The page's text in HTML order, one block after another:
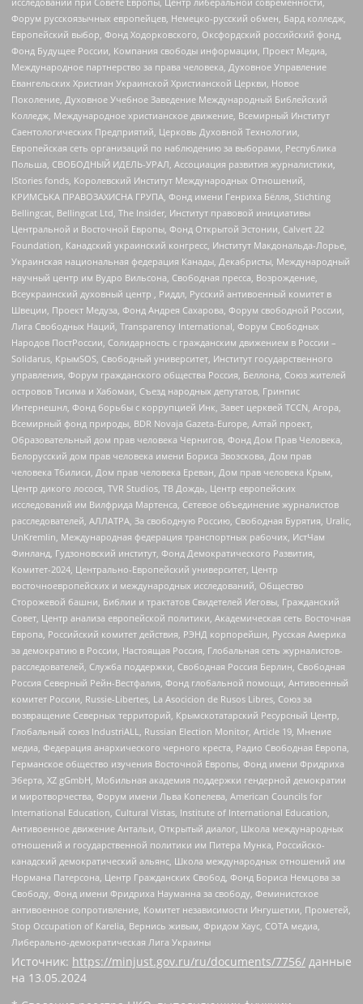
Форум русскоязычных европейцев, Немецко-русский обмен, Бард колледж,
Европейский выбор, Фонд Ходорковского, Оксфордский российский фонд,
Фонд Будущее России, Компания свободы информации, Проект Медиа,
Международное партнерство за права человека, Духовное Управление
Евангельских Христиан Украинской Христианской Церкви, Новое
Поколение, Духовное Учебное Заведение Международный Библейский
Колледж, Международное христианское движение, Всемирный Институт
Саентологических Предприятий, Церковь Духовной Технологии,
Европейская сеть организаций по наблюдению за выборами, Республика
Польша, СВОБОДНЫЙ ИДЕЛЬ-УРАЛ, Ассоциация развития журналистики,
IStories fonds, Королевский Институт Международных Отношений,
КРИМСЬКА ПРАВОЗАХИСНА ГРУПА, Фонд имени Генриха Бёлля, Stichting
Bellingcat, Bellingcat Ltd, The Insider, Институт правовой инициативы
Центральной и Восточной Европы, Фонд Открытой Эстонии, Calvert 22
Foundation, Канадский украинский конгресс, Институт Макдональда-Лорье,
Украинская национальная федерация Канады, Декабристы, Международный
научный центр им Вудро Вильсона, Свободная пресса, Возрождение,
Всеукраинский духовный центр , Риддл, Русский антивоенный комитет в
Швеции, Проект Медуза, Фонд Андрея Сахарова, Форум свободной России,
Лига Свободных Наций, Transparеncy International, Форум Свободных
Народов ПостРоссии, Солидарность с гражданским движением в России –
Solidarus, КрымSOS, Свободный университет, Институт государственного
управления, Форум гражданского общества Россия, Беллона, Союз жителей
островов Тисима и Хабомаи, Съезд народных депутатов, Гринпис
Интернешнл, Фонд борьбы с коррупцией Инк, Завет церквей TCCN, Агора,
Всемирный фонд природы, BDR Novaja Gazeta-Europe, Алтай проект,
Образовательный дом прав человека Чернигов, Фонд Дом Прав Человека,
Белорусский дом прав человека имени Бориса Звозскова, Дом прав
человека Тбилиси, Дом прав человека Ереван, Дом прав человека Крым,
Центр дикого лосося, TVR Studios, ТВ Дождь, Центр европейских
исследований им Вилфрида Мартенса, Сетевое объединение журналистов
расследователей, АЛЛАТРА, За свободную Россию, Свободная Бурятия, Uralic,
UnKremlin, Международная федерация транспортных рабочих, ИстЧам
Финланд, Гудзоновский институт, Фонд Демократического Развития,
Комитет-2024, Центрально-Европейский университет, Центр
восточноевропейских и международных исследований, Общество
Сторожевой башни, Библии и трактатов Свидетелей Иеговы, Гражданский
Совет, Центр анализа европейской политики, Академическая сеть Восточная
Европа, Российский комитет действия, РЭНД корпорейшн, Русская Америка
за демократию в России, Настоящая Россия, Глобальная сеть журналистов-
расследователей, Служба поддержки, Свободная Россия Берлин, Свободная
Россия Северный Рейн-Вестфалия, Фонд глобальной помощи, Антивоенный
комитет России, Russie-Libertes, La Asocicion de Rusos Libres, Союз за
возвращение Северных территорий, Крымскотатарский Ресурсный Центр,
Глобальный союз IndustriALL, Russian Election Monitor, Article 19, Мнение
медиа, Федерация анархического черного креста, Радио Свободная Европа,
Германское общество изучения Восточной Европы, Фонд имени Фридриха
Эберта, XZ gGmbH, Мобильная академия поддержки гендерной демократии
и миротворчества, Форум имени Льва Копелева, American Councils for
International Education, Cultural Vistas, Institute of International Education,
Антивоенное движение Антальи, Открытый диалог, Школа международных
отношений и государственной политики им Питера Мунка, Российско-
канадский демократический альянс, Школа международных отношений им
Нормана Патерсона, Центр Гражданских Свобод, Фонд Бориса Немцова за
Свободу, Фонд имени Фридриха Науманна за свободу, Феминистское
антивоенное сопротивление, Комитет независимости Ингушетии, Прометей,
Stop Occupation of Karelia, Вернись живым, Фридом Хаус, СОТА медиа,
Либерально-демократическая Лига Украины
Источник: https://minjust.gov.ru/ru/documents/7756/ данные
на 13.05.2024